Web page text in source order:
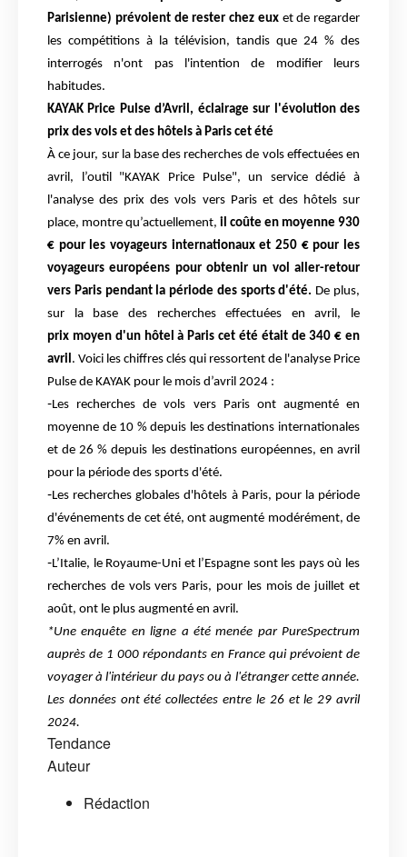
Parisienne) prévoient de rester chez eux et de regarder
les compétitions à la télévision, tandis que 24 % des
interrogés n'ont pas l'intention de modifier leurs
habitudes.
KAYAK Price Pulse d’Avril, éclairage sur l'évolution des
prix des vols et des hôtels à Paris cet été
À ce jour, sur la base des recherches de vols effectuées en
avril, l’outil "KAYAK Price Pulse", un service dédié à
l'analyse des prix des vols vers Paris et des hôtels sur
place, montre qu’actuellement, il coûte en moyenne 930
€ pour les voyageurs internationauxet 250 € pour les
voyageurs européens pour obtenir un vol aller-retour
vers Paris pendant la période des sports d'été. De plus,
sur la base des recherches effectuées en avril, le
prix moyen d'un hôtel à Paris cet été était de 340 € en
avril. Voici les chiffres clés qui ressortent de l'analyse Price
Pulse de KAYAK pour le mois d’avril 2024 :
-Les recherches de vols vers Paris ont augmenté en
moyenne de 10 % depuis lesdestinations internationales
et de 26 % depuis les destinations européennes, en avril
pour la période des sports d'été.
-Les recherches globales d'hôtels à Paris, pour la période
d'événements de cet été,ont augmenté modérément, de
7% en avril.
-L’Italie, le Royaume-Uni et l’Espagne sont les pays où les
recherches de vols vers Paris, pour les mois de juillet et
août, ont le plus augmenté en avril.
*Une enquête en ligne a été menée par PureSpectrum
auprès de 1 000 répondants en France qui prévoient de
voyager à l'intérieur du pays ou à l'étranger cette année.
Les données ont été collectéesentre le 26 et le 29 avril
2024.
Tendance
Auteur
Rédaction